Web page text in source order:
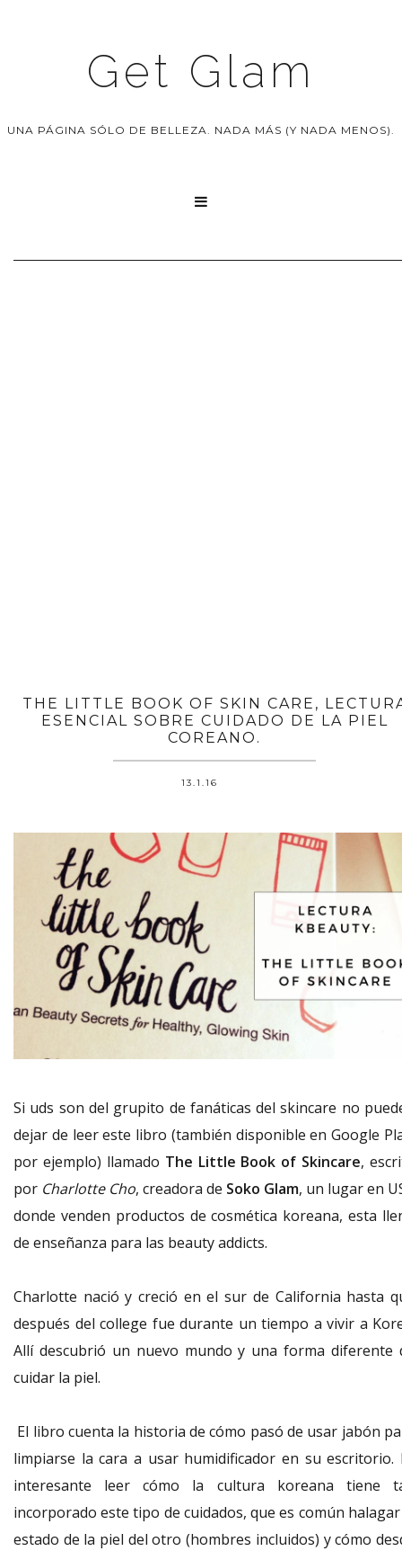
Get Glam
UNA PÁGINA SÓLO DE BELLEZA. NADA MÁS (Y NADA MENOS).

THE LITTLE BOOK OF SKIN CARE,
ESENCIAL SOBRE CUIDADO DE LA PIEL
COREANO.
13.1.16
Si uds son del grupito de fanáticas del skincare no
dejar de leer este libro (también disponible en Google
por ejemplo) llamado The Little Book of Skincare,
por Charlotte Cho, creadora de Soko Glam, un lugar en
donde venden productos de cosmética koreana, esta
de enseñanza para las beauty addicts.
Charlotte nació y creció en el sur de California hasta
después del college fue durante un tiempo a vivir a
Allí descubrió un nuevo mundo y una forma diferente
cuidar la piel.
El libro cuenta la historia de cómo pasó de usar jabón
limpiarse la cara a usar humidificador en su escritorio.
interesante leer cómo la cultura koreana tiene
incorporado este tipo de cuidados, que es común
estado de la piel del otro (hombres incluidos) y cómo